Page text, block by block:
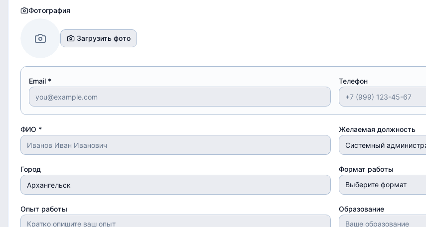
Фотография
Загрузить фото
Email * Телефон
ФИО * Желаемая должность
Город
Формат работы
Выберите формат
Опыт работы Образование